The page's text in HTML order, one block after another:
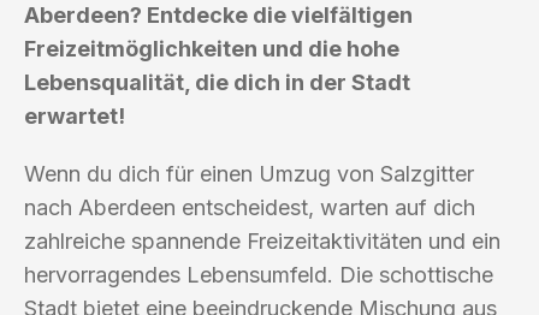
Aberdeen? Entdecke die vielfältigen
Freizeitmöglichkeiten und die hohe
Lebensqualität, die dich in der Stadt
erwartet!
Wenn du dich für einen Umzug von Salzgitter
nach Aberdeen entscheidest, warten auf dich
zahlreiche spannende Freizeitaktivitäten und ein
hervorragendes Lebensumfeld. Die schottische
Stadt bietet eine beeindruckende Mischung aus